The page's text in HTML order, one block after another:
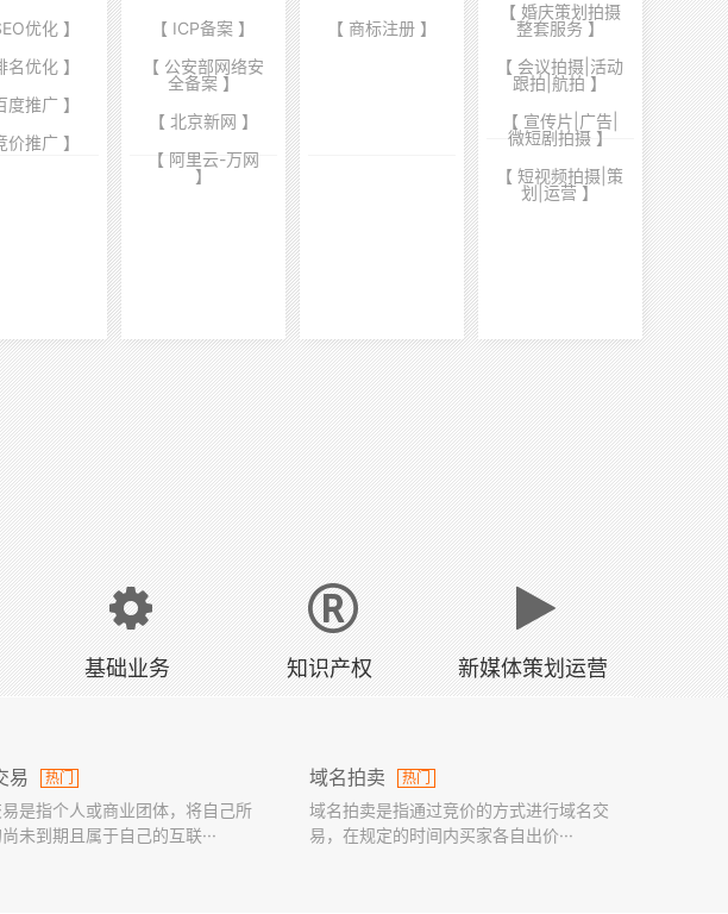
优化 】
名优化 】
度推广 】
价推广 】
【 ICP备案 】
【 公安部网络安
全备案 】
【 北京新网 】
【 阿里云-万网
】
【 商标注册 】
【 婚庆策划拍摄
整套服务 】
【 会议拍摄|活动
跟拍|航拍 】
【 宣传片|广告|
微短剧拍摄 】
【 短视频拍摄|策
划|运营 】
基础业务 知识产权 新媒体策划运营
易 热门
是指个人或商业团体，将自己所
未到期且属于自己的互联···
域名拍卖 热门
域名拍卖是指通过竞价的方式进行域名交
易，在规定的时间内买家各自出价···